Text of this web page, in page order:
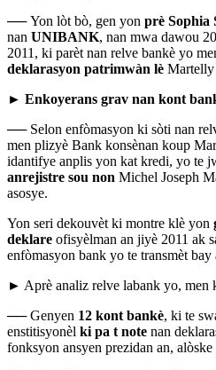
──Yon lòt bò, gen yon prè Sophia
nan UNIBANK, nan mwa dawou
2011, ki parèt nan relve bankè yo
deklarasyon patrimwàn lè Martelly
► Enkoyerans grav nan kont
── Selon enfòmasyon ki sòti nan
men plizyè Bank konsènan koup
idantifye anplis yon kat kredi, yo te
anrejistre sou non Michel Joseph
asosye.
Yon seri dekouvèt ki montre klè yon
deklare ofisyèlman an jiyè 2011 ak
enfòmasyon bank yo te transmèt
► Aprè analiz relve labank yo, men
──Genyen 12 kont bankè, ki te
enstitisyonèl ki pa t note nan
fonksyon ansyen prezidan an, alòske